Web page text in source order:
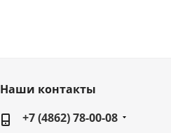
Наши контакты
+7 (4862) 78-00-08